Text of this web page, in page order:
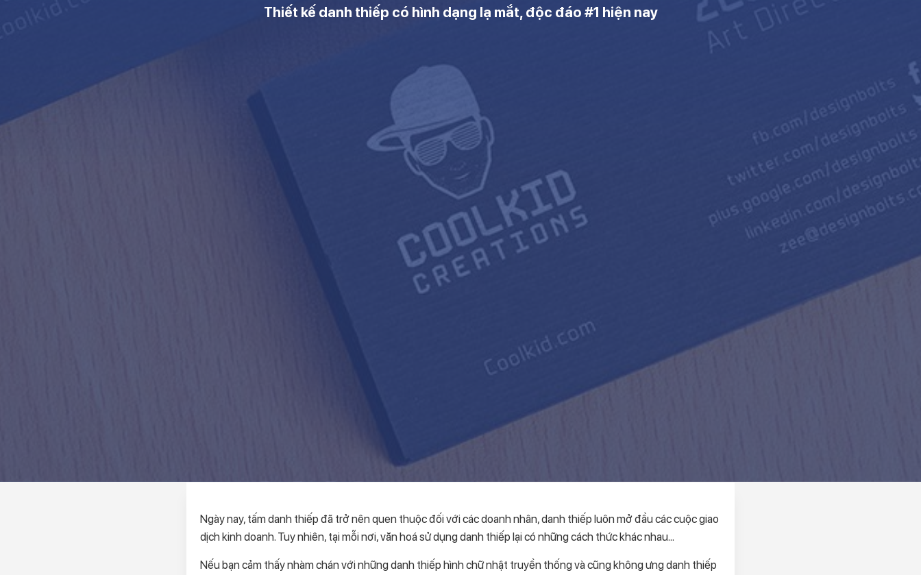
Thiết kế danh thiếp có hình dạng lạ mắt, độc đáo #1 hiện nay
Ngày nay, tấm danh thiếp đã trở nên quen thuộc đối với các doanh nhân, danh thiếp luôn mở đầu các cuộc giao
dịch kinh doanh. Tuy nhiên, tại mỗi nơi, văn hoá sử dụng danh thiếp lại có những cách thức khác nhau...
Nếu bạn cảm thấy nhàm chán với những danh thiếp hình chữ nhật truyền thống và cũng không ưng danh thiếp